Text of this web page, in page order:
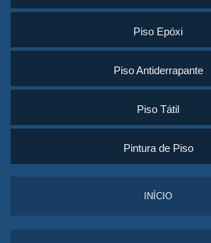
Piso Epóxi
Piso Antiderrapante
Piso Tátil
Pintura de Piso
INÍCIO